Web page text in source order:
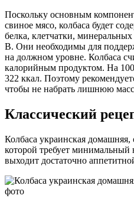
Поскольку основным
свиное мясо, колбаса будет
белка, клетчатки,
B. Они необходимы для
на должном уровне. Колбаса
калорийным продуктом. На
322 ккал. Поэтому
чтобы не набрать лишнюю
Классический
Колбаса украинская
которой требует минимальный
выходит достаточно